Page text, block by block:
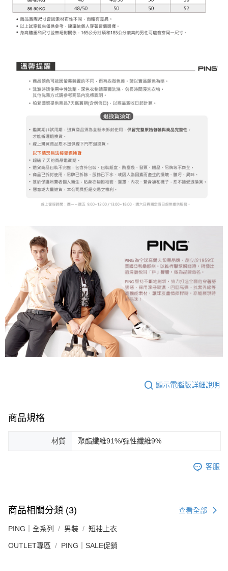
顯示電腦版詳細說明
商品規格
材質 聚酯纖維91%/彈性纖維9%
客服
商品相關分類 (3) 查看全部
PING｜全系列 男裝 短袖上衣
OUTLET專區 PING｜SALE促銷